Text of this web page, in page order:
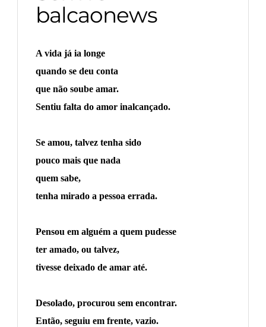
balcaonews
A vida já ia longe
quando se deu conta
que não soube amar.
Sentiu falta do amor inalcançado.
Se amou, talvez tenha sido
pouco mais que nada
quem sabe,
tenha mirado a pessoa errada.
Pensou em alguém a quem pudesse
ter amado, ou talvez,
tivesse deixado de amar até.
Desolado, procurou sem encontrar.
Então, seguiu em frente, vazio.